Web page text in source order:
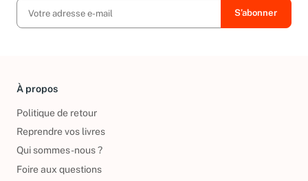
À propos
Politique de retour
Reprendre vos livres
Qui sommes-nous ?
Foire aux questions